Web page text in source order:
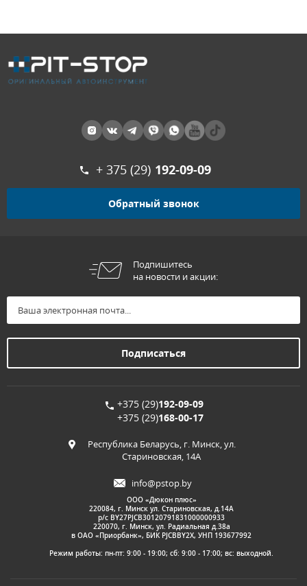
+ 375 (29) 192-09-09
Обратный звонок
Подпишитесь
на новости и акции:
+375 (29)192-09-09
+375 (29)168-00-17
Республика Беларусь, г. Минск, ул.
Стариновская, 14А
info@pstop.by
ООО «Дюкон плюс»
220084, г. Минск ул. Стариновская, д.14А
р/с BY27PJCB30120791831000000933
220070, г. Минск, ул. Радиальная д.38а
в ОАО «Приорбанк», БИК PJCBBY2X, УНП 193677992
Режим работы: пн-пт: 9:00 - 19:00; сб: 9:00 - 17:00; вс: выходной.